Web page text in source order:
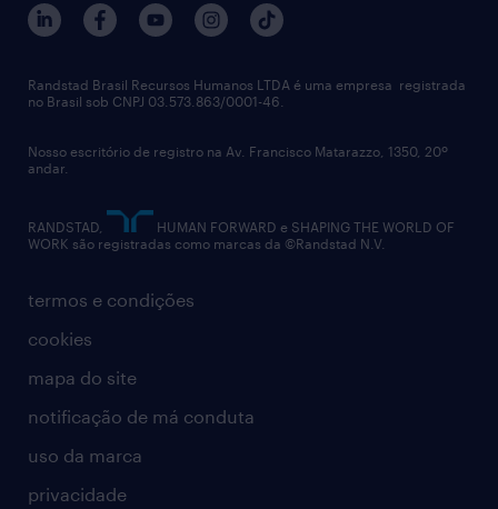
termos e condições
cookies
mapa do site
notificação de má conduta
uso da marca
privacidade
Randstad Brasil Recursos Humanos LTDA é uma empresa registrada
no Brasil sob CNPJ 03.573.863/0001-46.
Nosso escritório de registro na Av. Francisco Matarazzo, 1350, 20º
andar.
RANDSTAD,
HUMAN FORWARD e SHAPING THE WORLD OF
WORK são registradas como marcas da ©Randstad N.V.